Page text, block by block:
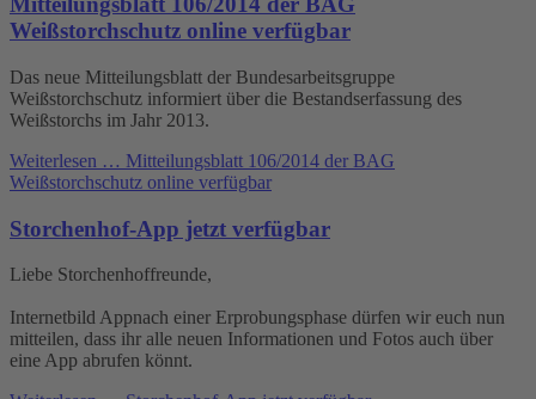
Weißstorchschutz online verfügbar
Das neue Mitteilungsblatt der Bundesarbeitsgruppe
Weißstorchschutz informiert über die Bestandserfassung des
Weißstorchs im Jahr 2013.
Weiterlesen … Mitteilungsblatt 106/2014 der BAG
Weißstorchschutz online verfügbar
Storchenhof-App jetzt verfügbar
Liebe Storchenhoffreunde,
Internetbild Appnach einer Erprobungsphase dürfen wir euch nun
mitteilen, dass ihr alle neuen Informationen und Fotos auch über
eine App abrufen könnt.